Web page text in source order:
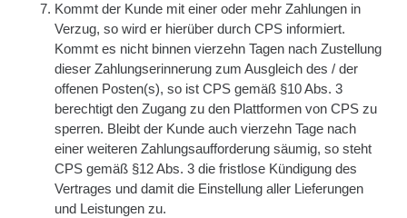
Kommt der Kunde mit einer oder mehr Zahlungen in
Verzug, so wird er hierüber durch CPS informiert.
Kommt es nicht binnen vierzehn Tagen nach Zustellung
dieser Zahlungserinnerung zum Ausgleich des / der
offenen Posten(s), so ist CPS gemäß §10 Abs. 3
berechtigt den Zugang zu den Plattformen von CPS zu
sperren. Bleibt der Kunde auch vierzehn Tage nach
einer weiteren Zahlungsaufforderung säumig, so steht
CPS gemäß §12 Abs. 3 die fristlose Kündigung des
Vertrages und damit die Einstellung aller Lieferungen
und Leistungen zu.